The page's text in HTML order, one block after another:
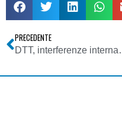
PRECEDENTE
DTT, interferenze